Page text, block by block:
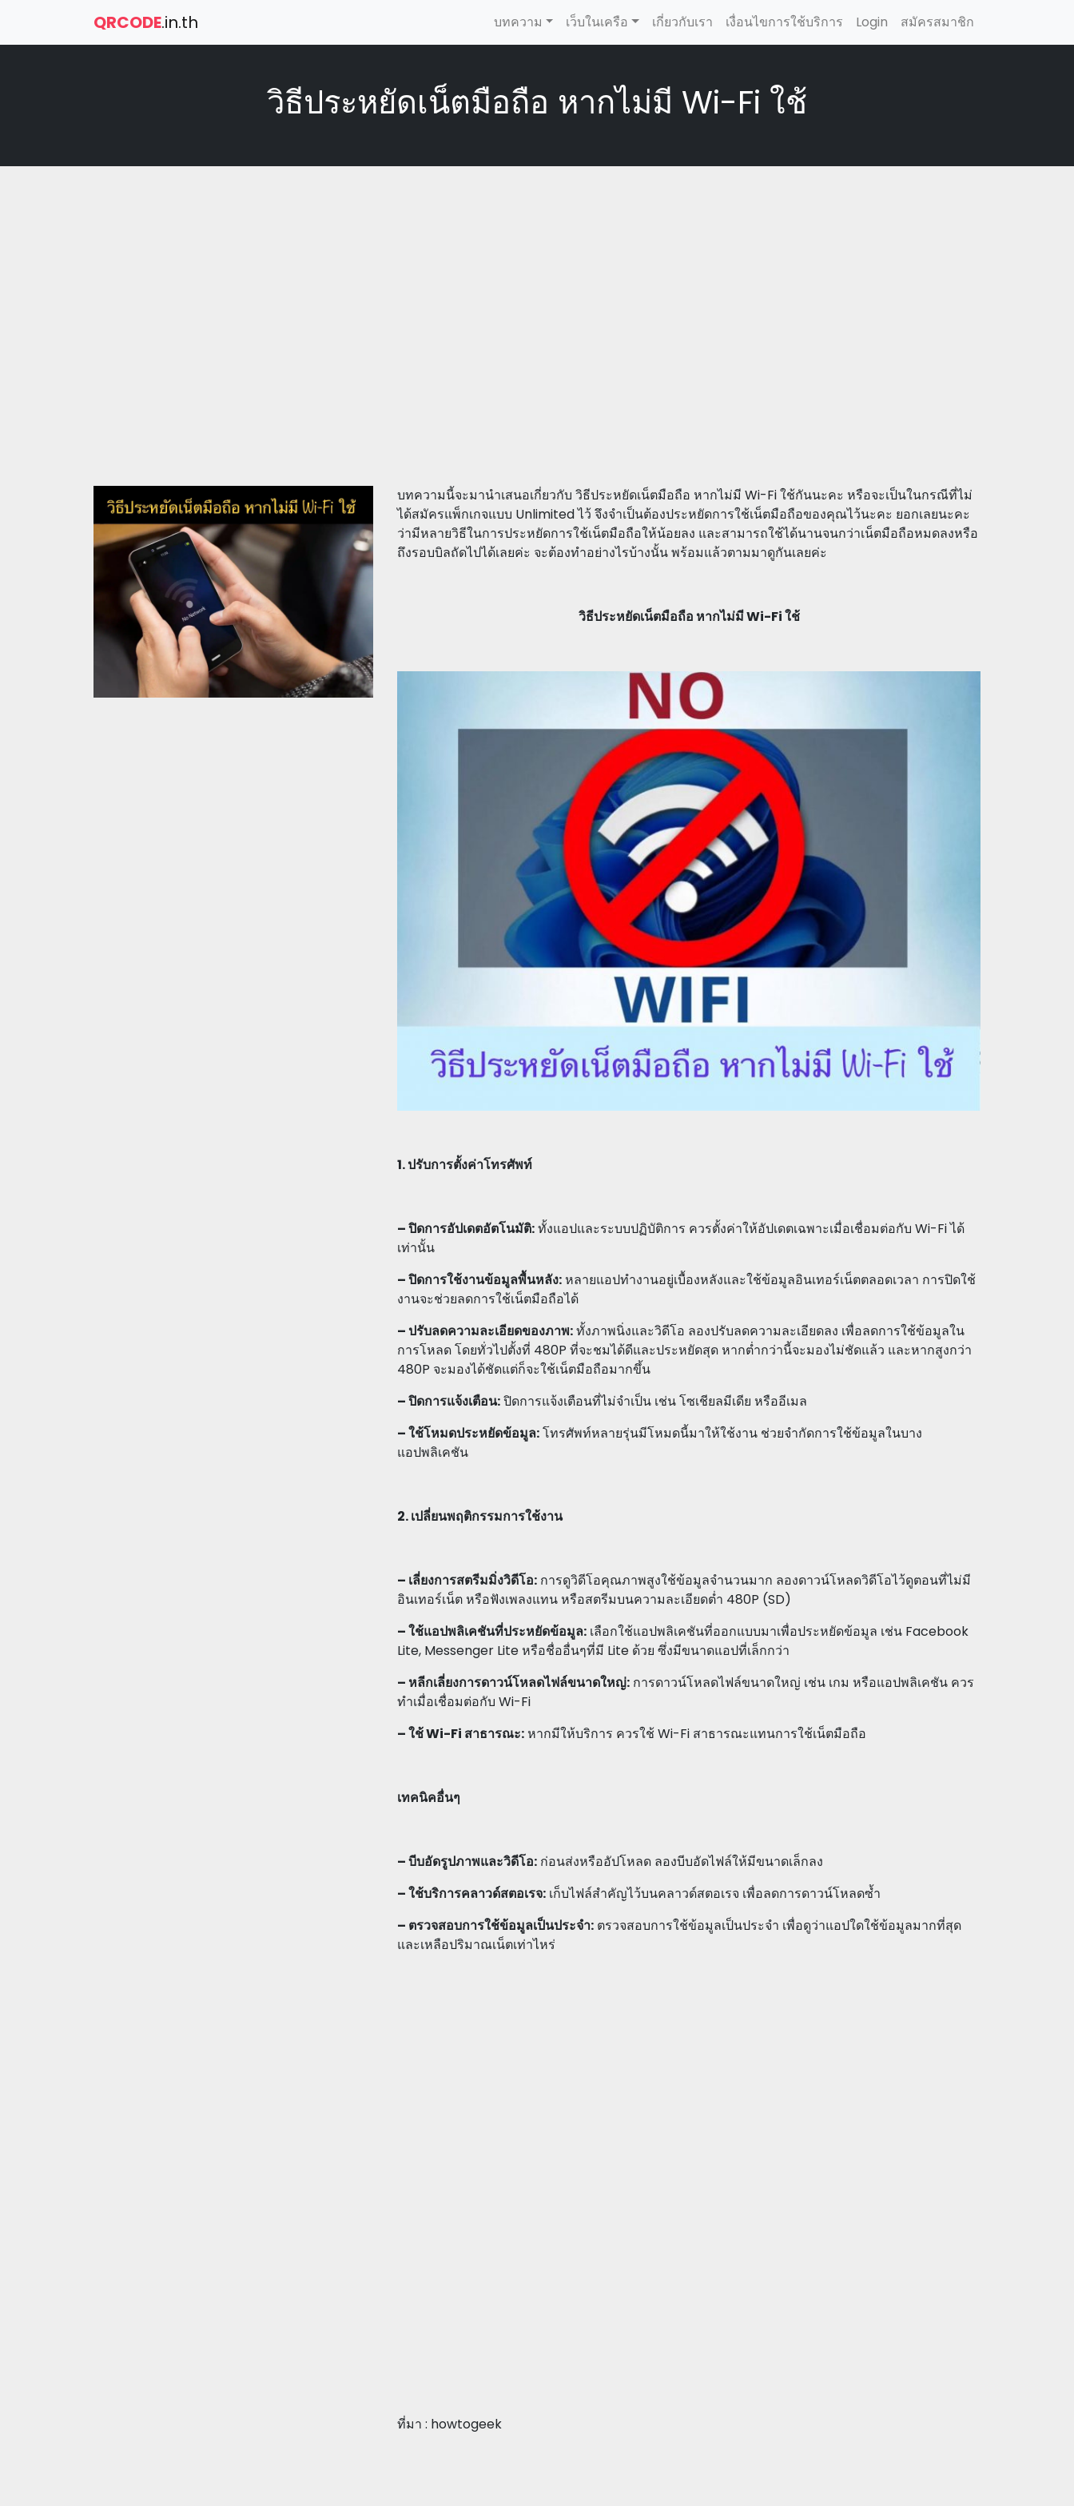
QRCODE.in.th บทความ เว็บในเครือ เกี่ยวกับเรา เงื่อนไขการใช้บริการ Login สมัครสมาชิก
วิธีประหยัดเน็ตมือถือ หากไม่มี Wi-Fi ใช้
บทความนี้จะมานำเสนอเกี่ยวกับ วิธีประหยัดเน็ตมือถือ หากไม่มี Wi-Fi ใช้กันนะคะ หรือจะเป็นในกรณีที่ไม่
ได้สมัครแพ็กเกจแบบ Unlimited ไว้ จึงจำเป็นต้องประหยัดการใช้เน็ตมือถือของคุณไว้นะคะ ยอกเลยนะคะ
ว่ามีหลายวิธีในการประหยัดการใช้เน็ตมือถือให้น้อยลง และสามารถใช้ได้นานจนกว่าเน็ตมือถือหมดลงหรือ
ถึงรอบบิลถัดไปได้เลยค่ะ จะต้องทำอย่างไรบ้างนั้น พร้อมแล้วตามมาดูกันเลยค่ะ
วิธีประหยัดเน็ตมือถือ หากไม่มี Wi-Fi ใช้
1. ปรับการตั้งค่าโทรศัพท์
– ปิดการอัปเดตอัตโนมัติ:ทั้งแอปและระบบปฏิบัติการ ควรตั้งค่าให้อัปเดตเฉพาะเมื่อเชื่อมต่อกับ Wi-Fi ได้
เท่านั้น
– ปิดการใช้งานข้อมูลพื้นหลัง:หลายแอปทำงานอยู่เบื้องหลังและใช้ข้อมูลอินเทอร์เน็ตตลอดเวลา การปิดใช้
งานจะช่วยลดการใช้เน็ตมือถือได้
– ปรับลดความละเอียดของภาพ:ทั้งภาพนิ่งและวิดีโอ ลองปรับลดความละเอียดลง เพื่อลดการใช้ข้อมูลใน
การโหลด โดยทั่วไปตั้งที่ 480P ที่จะชมได้ดีและประหยัดสุด หากต่ำกว่านี้จะมองไม่ชัดแล้ว และหากสูงกว่า
480P จะมองได้ชัดแต่ก็จะใช้เน็ตมือถือมากขึ้น
– ปิดการแจ้งเตือน:ปิดการแจ้งเตือนที่ไม่จำเป็น เช่น โซเชียลมีเดีย หรืออีเมล
– ใช้โหมดประหยัดข้อมูล:โทรศัพท์หลายรุ่นมีโหมดนี้มาให้ใช้งาน ช่วยจำกัดการใช้ข้อมูลในบาง
แอปพลิเคชัน
2. เปลี่ยนพฤติกรรมการใช้งาน
– เลี่ยงการสตรีมมิ่งวิดีโอ: การดูวิดีโอคุณภาพสูงใช้ข้อมูลจำนวนมาก ลองดาวน์โหลดวิดีโอไว้ดูตอนที่ไม่มี
อินเทอร์เน็ต หรือฟังเพลงแทน หรือสตรีมบนความละเอียดต่ำ 480P (SD)
– ใช้แอปพลิเคชันที่ประหยัดข้อมูล: เลือกใช้แอปพลิเคชันที่ออกแบบมาเพื่อประหยัดข้อมูล เช่น Facebook
Lite, Messenger Lite หรือชื่ออื่นๆที่มี Lite ด้วย ซึ่งมีขนาดแอปที่เล็กกว่า
– หลีกเลี่ยงการดาวน์โหลดไฟล์ขนาดใหญ่: การดาวน์โหลดไฟล์ขนาดใหญ่ เช่น เกม หรือแอปพลิเคชัน ควร
ทำเมื่อเชื่อมต่อกับ Wi-Fi
– ใช้ Wi-Fi สาธารณะ:หากมีให้บริการ ควรใช้ Wi-Fi สาธารณะแทนการใช้เน็ตมือถือ
เทคนิคอื่นๆ
– บีบอัดรูปภาพและวิดีโอ: ก่อนส่งหรืออัปโหลด ลองบีบอัดไฟล์ให้มีขนาดเล็กลง
– ใช้บริการคลาวด์สตอเรจ: เก็บไฟล์สำคัญไว้บนคลาวด์สตอเรจ เพื่อลดการดาวน์โหลดซ้ำ
– ตรวจสอบการใช้ข้อมูลเป็นประจำ: ตรวจสอบการใช้ข้อมูลเป็นประจำ เพื่อดูว่าแอปใดใช้ข้อมูลมากที่สุด
และเหลือปริมาณเน็ตเท่าไหร่
ที่มา : howtogeek